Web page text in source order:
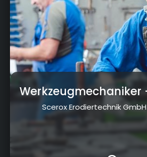
Werkzeugmechaniker
Scerox Erodiertechnik GmbH